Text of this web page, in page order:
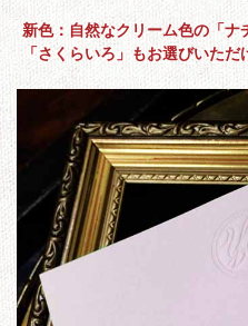
新色：自然なクリーム色の「
「さくらいろ」もお選びいただ